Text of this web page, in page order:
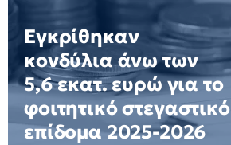
Εγκρίθηκαν
κονδύλια άνω των
5,6 εκατ. ευρώ για το
φοιτητικό στεγαστικό
επίδομα 2025-2026